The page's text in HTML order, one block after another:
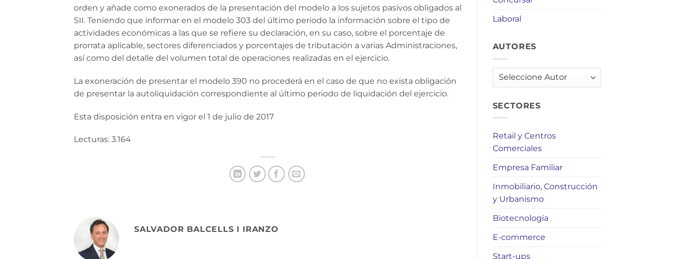
orden y añade como exonerados de la presentación del modelo a los sujetos pasivos obligados al
SII. Teniendo que informar en el modelo 303 del último periodo la información sobre el tipo de
actividades económicas a las que se refiere su declaración, en su caso, sobre el porcentaje de
prorrata aplicable, sectores diferenciados y porcentajes de tributación a varias Administraciones,
así como del detalle del volumen total de operaciones realizadas en el ejercicio.
La exoneración de presentar el modelo 390 no procederá en el caso de que no exista obligación
de presentar la autoliquidación correspondiente al último periodo de liquidación del ejercicio.
Esta disposición entra en vigor el 1 de julio de 2017
Lecturas: 3.164
SALVADOR BALCELLS I IRANZO
Laboral
AUTORES
AUTORES
SECTORES
Retail y Centros
Comerciales
Empresa Familiar
Inmobiliario, Construcción
y Urbanismo
Biotecnología
E-commerce
Start-ups